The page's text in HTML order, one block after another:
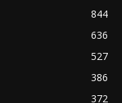
844
636
527
386
372